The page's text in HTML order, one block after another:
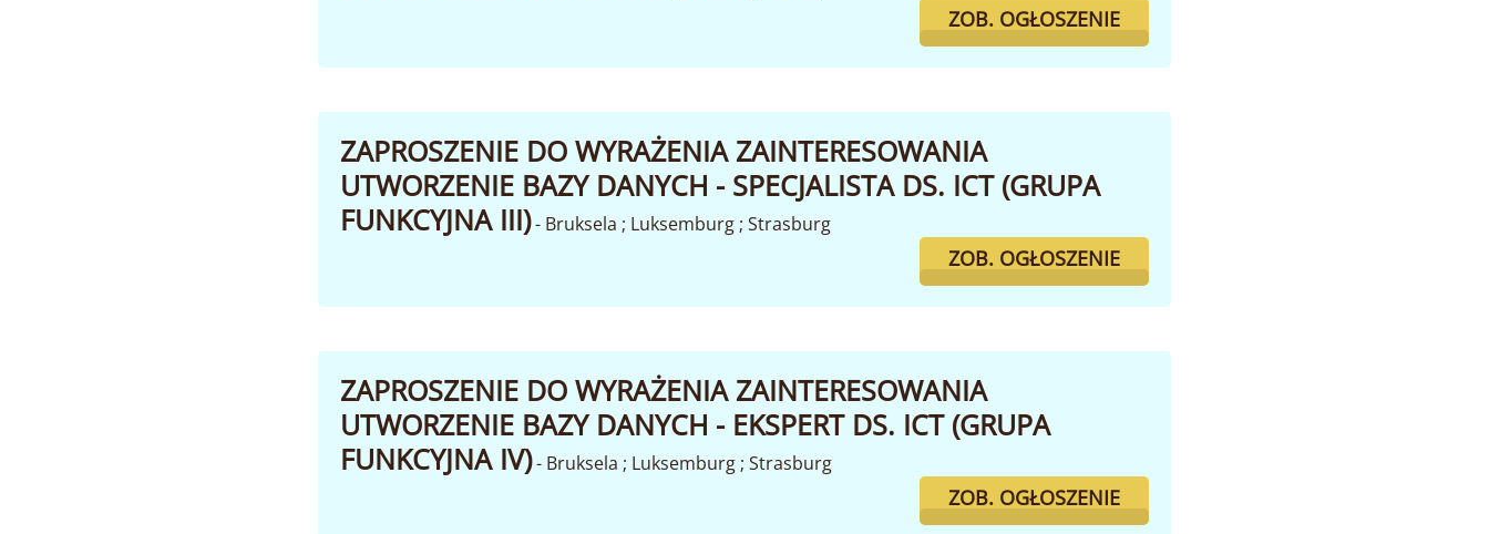
ZOB. OGŁOSZENIE
ZAPROSZENIE DO WYRAŻENIA ZAINTERESOWANIA
UTWORZENIE BAZY DANYCH - SPECJALISTA DS. ICT (GRUPA
FUNKCYJNA III)- Bruksela ; Luksemburg ; Strasburg
ZOB. OGŁOSZENIE
ZAPROSZENIE DO WYRAŻENIA ZAINTERESOWANIA
UTWORZENIE BAZY DANYCH - EKSPERT DS. ICT (GRUPA
FUNKCYJNA IV)- Bruksela ; Luksemburg ; Strasburg
ZOB. OGŁOSZENIE